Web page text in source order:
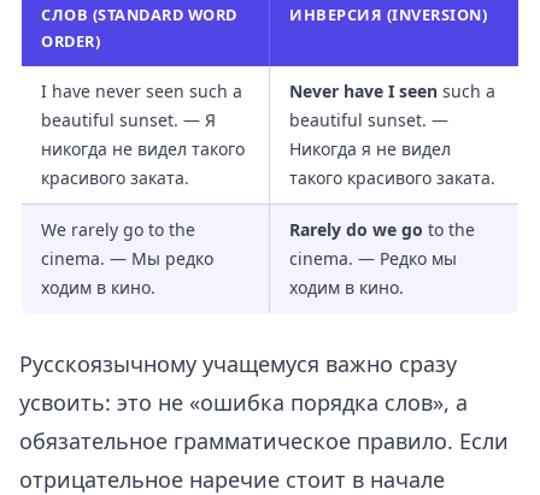
СЛОВ (STANDARD WORD
ORDER)
ИНВЕРСИЯ (INVERSION)
I have never seen such a
beautiful sunset. — Я
никогда не видел такого
красивого заката.
Never have I seen such a
beautiful sunset. —
Никогда я не видел
такого красивого заката.
We rarely go to the
cinema. — Мы редко
ходим в кино.
Rarely do we go to the
cinema. — Редко мы
ходим в кино.
Русскоязычному учащемуся важно сразу
усвоить: это не «ошибка порядка слов», а
обязательное грамматическое правило. Если
отрицательное наречие стоит в начале